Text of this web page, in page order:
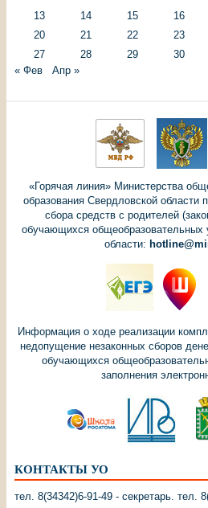
13
14 15 16
20
21 22 23
27
28 29 30
« Фев
Апр »
«Горячая линия» Министерства
образования Свердловской области
сбора средств с родителей
обучающихся общеобразовательных
области:
Информация о ходе реализации
недопущение незаконных сборов
обучающихся
заполнения
КОНТАКТЫ УО
тел. 8(34342)6-91-49 - секретарь. тел.